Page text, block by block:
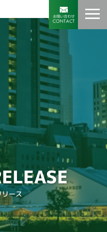
リース